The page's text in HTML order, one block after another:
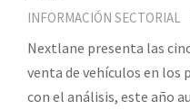
INFORMACIÓN SECTORIAL
Nextlane presenta las
venta de vehículos en los
con el análisis, este año